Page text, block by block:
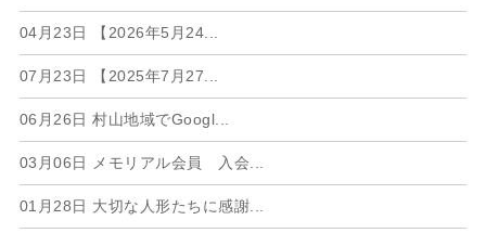
04月23日 【2026年5月24...
07月23日 【2025年7月27...
06月26日 村山地域でGoogl...
03月06日 メモリアル会員 入会...
01月28日 大切な人形たちに感謝...